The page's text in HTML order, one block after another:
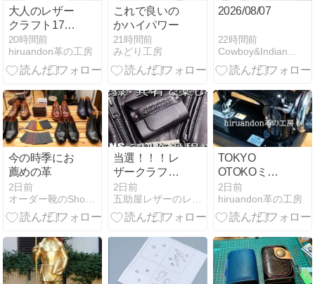
大人のレザー
クラフト17号
「後ろ胴にフ
ァスナーの縫
い穴をあけ
20時間前
hiruandon革の工房
これで良いの
かハイパワー
21時間前
みどり工房
2026/08/07
22時間前
今の時季にお
薦めの革
2日前
当選！！！レ
ザークラフト
記録・共有で
楽しむ SNSで
制作過程や完
2日前
TOKYO
OTOKOミシ
ンバージョン
アップモデル
2日前
hiruandon革の工房